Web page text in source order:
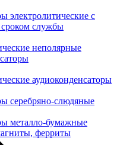
электролитические с
службы
неполярные
аудиоконденсаторы
серебряно-слюдяные
металло-бумажные
ферриты